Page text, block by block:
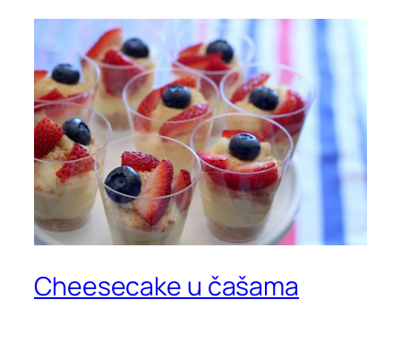
Cheesecake u čašama